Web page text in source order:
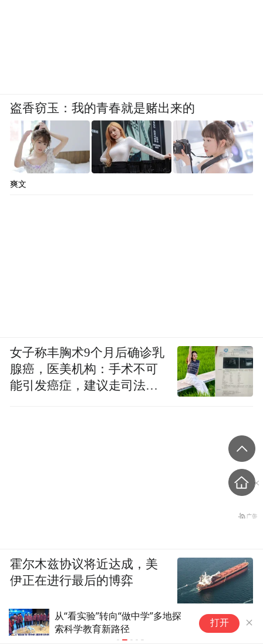
从“看实验”转向“做中学”多地探
索科学教育新路径
打开
盗香窃玉：我的青春就是赌出来的
爽文
女子称丰胸术9个月后确诊乳
腺癌，医美机构：手术不可
能引发癌症，建议走司法途
霍尔木兹协议将近达成，美
伊正在进行最后的博弈